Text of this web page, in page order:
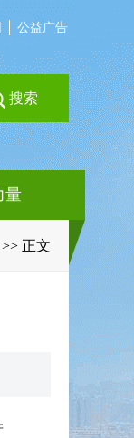
公益广告
搜索
量
>> 正文